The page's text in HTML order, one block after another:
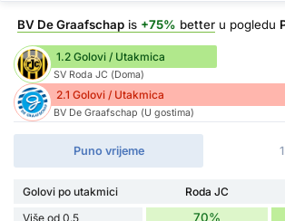
BV De Graafschap is +75% better u pogledu
1.2 Golovi / Utakmica
SV Roda JC (Doma)
2.1 Golovi / Utakmica
BV De Graafschap (U gostima)
Puno vrijeme
Golovi po utakmici Roda JC
Više od 0.5
70%